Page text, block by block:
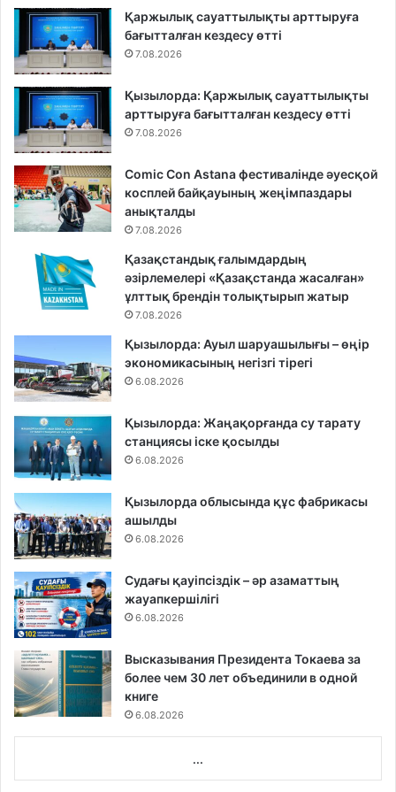
Қаржылық сауаттылықты арттыруға
бағытталған кездесу өтті
7.08.2026
Қызылорда: Қаржылық сауаттылықты
арттыруға бағытталған кездесу өтті
7.08.2026
Comic Con Astana фестивалінде әуесқой
косплей байқауының жеңімпаздары
анықталды
7.08.2026
Қазақстандық ғалымдардың
әзірлемелері «Қазақстанда жасалған»
ұлттық брендін толықтырып жатыр
7.08.2026
Қызылорда: Ауыл шаруашылығы – өңір
экономикасының негізгі тірегі
6.08.2026
Қызылорда: Жаңақорғанда су тарату
станциясы іске қосылды
6.08.2026
Қызылорда облысында құс фабрикасы
ашылды
6.08.2026
Судағы қауіпсіздік – әр азаматтың
жауапкершілігі
6.08.2026
Высказывания Президента Токаева за
более чем 30 лет объединили в одной
книге
6.08.2026
...